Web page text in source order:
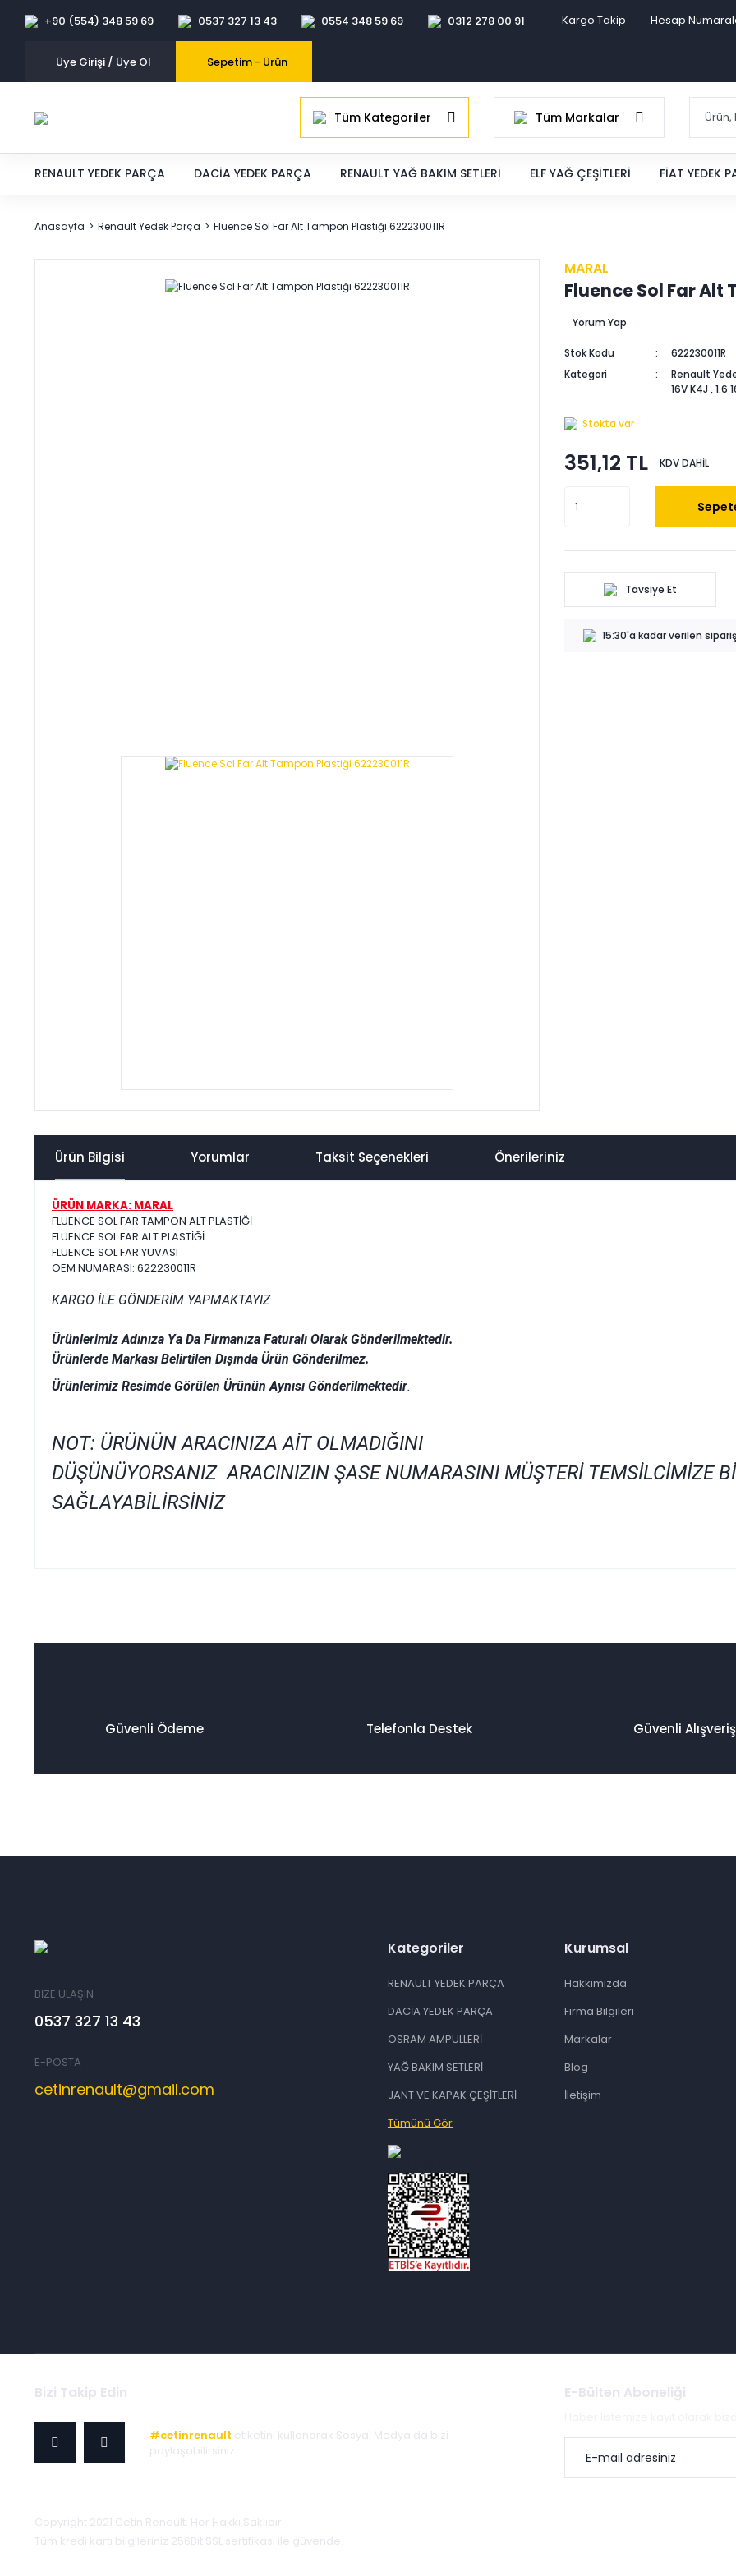
+90 (554) 348 59 69 0537 327 13 43 0554 348 59 69 0312 278 00 91 Kargo Takip Hesap
Üye Girişi / Üye Ol Sepetim - Ürün
Tüm Kategoriler Tüm Markalar
RENAULT YEDEK PARÇA DACIA YEDEK PARÇA RENAULT YAĞ BAKIM SETLERI ELF YAĞ ÇEŞITLERI FIAT YEDEK
Anasayfa Renault Yedek Parça Fluence Sol Far Alt Tampon Plastiği 622230011R
MARAL
Fluence Sol Far Alt
Yorum Yap
Stok Kodu
622230011R
Kategori
Renault
16V K4J,1.6
Stokta var
351,12 TL KDV DAHİL
Tavsiye Et
15:30'a kadar verilen
Ürün Bilgisi Yorumlar Taksit Seçenekleri Önerileriniz
ÜRÜN MARKA: MARAL
FLUENCE SOL FAR TAMPON ALT PLASTİĞİ
FLUENCE SOL FAR ALT PLASTİĞİ
FLUENCE SOL FAR YUVASI
OEM NUMARASI: 622230011R
KARGO İLE GÖNDERİM YAPMAKTAYIZ
Ürünlerimiz Adınıza Ya Da Firmanıza Faturalı Olarak Gönderilmektedir.
Ürünlerde Markası Belirtilen Dışında Ürün Gönderilmez.
Ürünlerimiz Resimde Görülen Ürünün Aynısı Gönderilmektedir.
NOT: ÜRÜNÜN ARACINIZA AİT OLMADIĞINI
DÜŞÜNÜYORSANIZ ARACINIZIN ŞASE NUMARASINI MÜŞTERİ TEMSİLCİMİZE
SAĞLAYABİLİRSİNİZ
Ürün fiyatı diğer sitelerden daha pahalı.
Güvenli Ödeme Telefonla Destek Güvenli Alışveriş
BİZE ULAŞIN
0537 327 13 43
E-POSTA
cetinrenault@gmail.com
Kategoriler
RENAULT YEDEK PARÇA
DACİA YEDEK PARÇA
OSRAM AMPULLERİ
YAĞ BAKIM SETLERİ
JANT VE KAPAK ÇEŞİTLERİ
Tümünü Gör
Kurumsal
Hakkımızda
Firma Bilgileri
Markalar
Blog
İletişim
Bizi Takip Edin
#cetinrenault etiketini kullanarak Sosyal Medya'da bizi
paylaşabilirsiniz.
E-Bülten Aboneliği
Copyright 2021 Cetin Renault. Her Hakkı Saklıdır.
Tüm kredi kartı bilgileriniz 256Bit SSL sertifikası ile güvende.